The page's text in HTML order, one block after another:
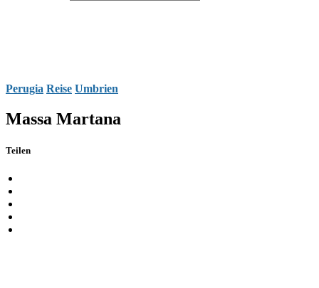
Perugia Reise Umbrien
Massa Martana
Teilen